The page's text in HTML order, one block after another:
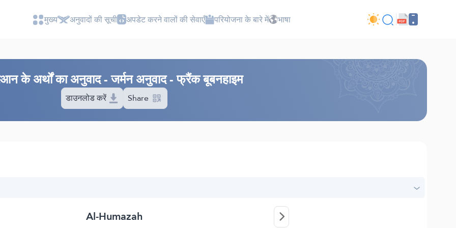
मुख्य अनुवादों की सूची अपडेट करने वालों की सेवाएँ परियोजना के बारे में भाषा
के अर्थों का अनुवाद - जर्मन अनुवाद - फ्रैंक बूबनहाइम
डाउनलोड करें Share
Al-Humazah